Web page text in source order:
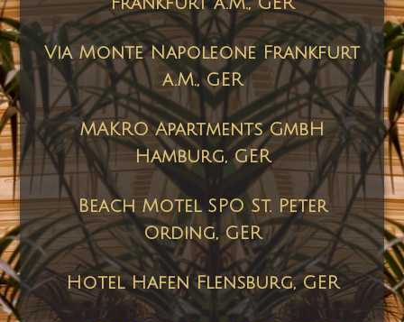
Via Monte Napoleone Frankfurt
a.M., GER
MAKRO Apartments GmbH
Hamburg, GER
Beach Motel SPO St. Peter
Ording, GER
Hotel Hafen Flensburg, GER